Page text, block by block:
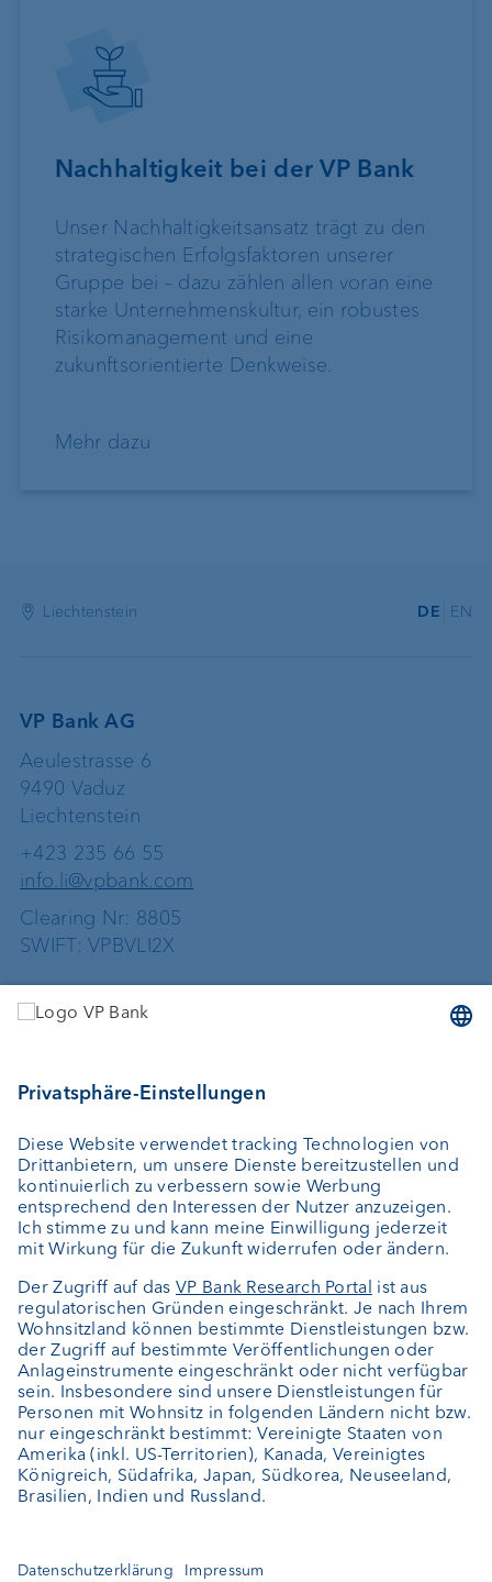
Nachhaltigkeit bei der VP Bank
Unser Nachhaltigkeitsansatz trägt zu den
strategischen Erfolgsfaktoren unserer
Gruppe bei – dazu zählen allen voran eine
starke Unternehmenskultur, ein robustes
Risikomanagement und eine
zukunftsorientierte Denkweise.
Mehr dazu
Liechtenstein DE EN
VP Bank AG
Aeulestrasse 6
9490 Vaduz
Liechtenstein
+423 235 66 55
info.li@vpbank.com
Clearing Nr: 8805
SWIFT: VPBVLI2X
Dienstleistungen
Vermögensverwaltung
Vermögensplanung
Depotbank
Externer Vermögensverwalter
Private Label Fonds
Investment Consulting
Über uns
Portrait
Jobs
News
Kundenfeedback
Kontakt
Geschäftsbericht
Cookie-Einstellungen